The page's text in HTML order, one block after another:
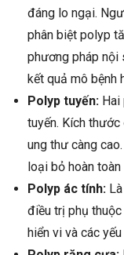
đáng lo ngại.
phân biệt polyp
phương pháp nội
kết quả mô bệnh
Polyp tuyến:
tuyến. Kích
ung thư càng
loại bỏ hoàn
Polyp ác tính:
điều trị phụ
hiển vi và các